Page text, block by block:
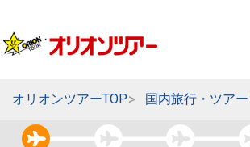
オリオンツアーTOP 国内旅行・ツアー